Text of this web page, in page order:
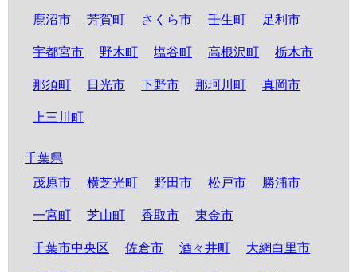
鹿沼市 芳賀町 さくら市 壬生町 足利市
宇都宮市 野木町 塩谷町 高根沢町 栃木市
那須町 日光市 下野市 那珂川町 真岡市
上三川町
千葉県
茂原市
横芝光町 野田市 松戸市 勝浦市
一宮町 芝山町 香取市 東金市
千葉市中央区 佐倉市 酒々井町 大網白里市